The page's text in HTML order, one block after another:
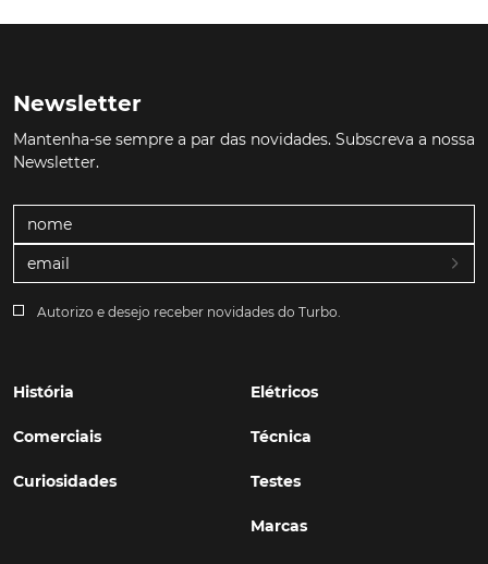
Newsletter
Mantenha-se sempre a par das novidades. Subscreva a nossa
Newsletter.
Autorizo e desejo receber novidades do Turbo.
História
Comerciais
Curiosidades
Elétricos
Técnica
Testes
Marcas